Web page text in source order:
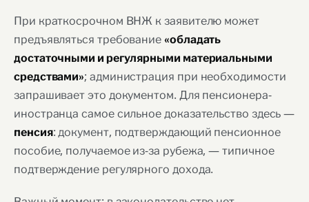
При краткосрочном ВНЖ к заявителю может
предъявляться требование «обладать
достаточными и регулярными материальными
средствами»; администрация при необходимости
запрашивает это документом. Для пенсионера-
иностранца самое сильное доказательство здесь —
пенсия: документ, подтверждающий пенсионное
пособие, получаемое из-за рубежа, — типичное
подтверждение регулярного дохода.